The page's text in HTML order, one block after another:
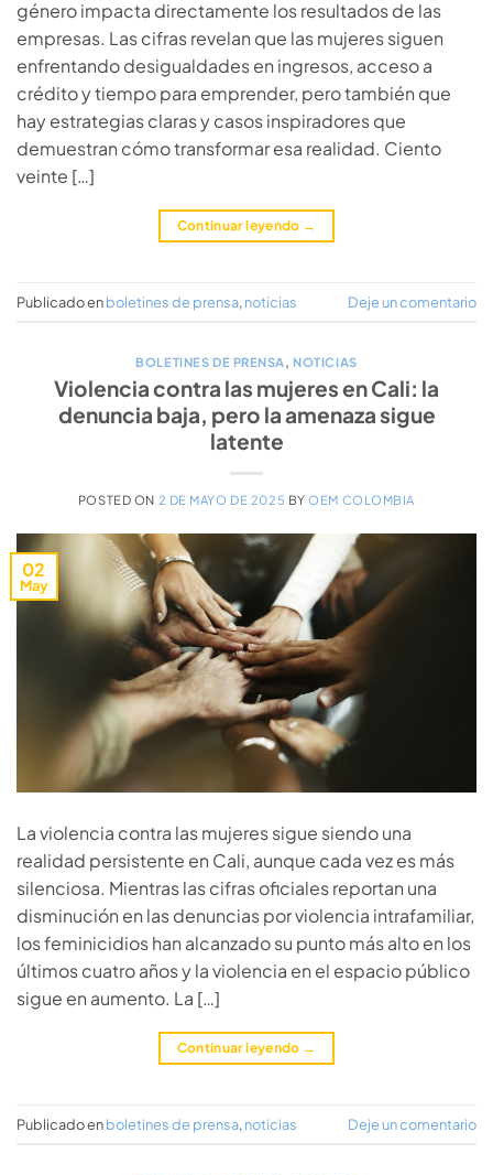
género impacta directamente los resultados de las
empresas. Las cifras revelan que las mujeres siguen
enfrentando desigualdades en ingresos, acceso a
crédito y tiempo para emprender, pero también que
hay estrategias claras y casos inspiradores que
demuestran cómo transformar esa realidad. Ciento
veinte […]
Continuar leyendo →
Publicado enboletines de prensa, noticias Deje un comentario
BOLETINES DE PRENSA,NOTICIAS
Violencia contra las mujeres en Cali: la
denuncia baja, pero la amenaza sigue
latente
POSTED ON 2 DE MAYO DE 2025 BYOEM COLOMBIA
02
May
La violencia contra las mujeres sigue siendo una
realidad persistente en Cali, aunque cada vez es más
silenciosa. Mientras las cifras oficiales reportan una
disminución en las denuncias por violencia intrafamiliar,
los feminicidios han alcanzado su punto más alto en los
últimos cuatro años y la violencia en el espacio público
sigue en aumento. La […]
Continuar leyendo →
Publicado enboletines de prensa, noticias Deje un comentario